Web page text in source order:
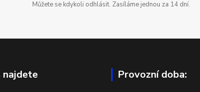
Můžete se kdykoli odhlásit. Zasíláme jednou za 14 dní.
najdete Provozní doba: